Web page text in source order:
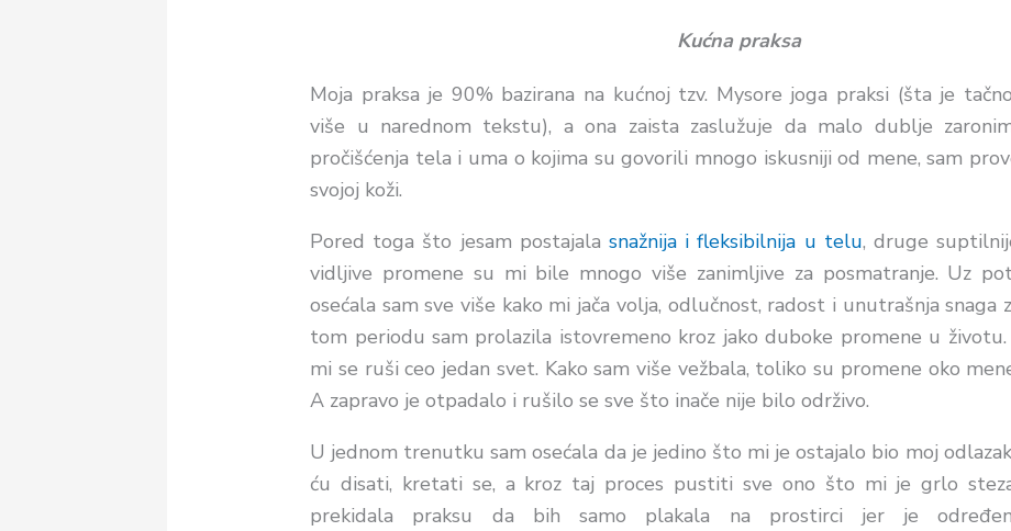
Kućna praksa
Moja praksa je 90% bazirana na kućnoj tzv. Mysore joga praksi (šta je
više u narednom tekstu), a ona zaista zaslužuje da malo dublje
pročišćenja tela i uma o kojima su govorili mnogo iskusniji od mene, sam
svojoj koži.
Pored toga što jesam postajalasnažnija i fleksibilnija u telu, druge
vidljive promene su mi bile mnogo više zanimljive za posmatranje. Uz
osećala sam sve više kako mi jača volja, odlučnost, radost i unutrašnja snaga
tom periodu sam prolazila istovremeno kroz jako duboke promene u
mi se ruši ceo jedan svet. Kako sam više vežbala, toliko su promene oko
A zapravo je otpadalo i rušilo se sve što inače nije bilo održivo.
U jednom trenutku sam osećala da je jedino što mi je ostajalo bio moj
ću disati, kretati se, a kroz taj proces pustiti sve ono što mi je grlo
prekidala praksu da bih samo plakala na prostirci jer je